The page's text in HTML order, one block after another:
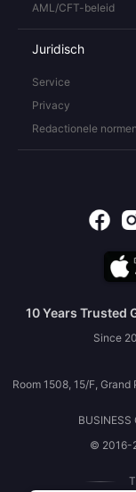
AML/CFT-beleid
Juridisch
Service
Privacy
Redactionele
10 Years Trusted
Since
Room 1508, 15/F,
© 2016-